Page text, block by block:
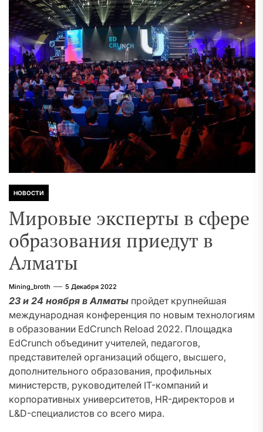
НОВОСТИ
Мировые эксперты в сфере
образования приедут в
Алматы
Mining_broth 5 Декабря 2022
23 и 24 ноября в Алматы пройдет крупнейшая
международная конференция по новым технологиям
в образовании EdCrunch Reload 2022. Площадка
EdCrunch объединит учителей, педагогов,
представителей организаций общего, высшего,
дополнительного образования, профильных
министерств, руководителей IT-компаний и
корпоративных университетов, HR-директоров и
L&D-специалистов со всего мира.